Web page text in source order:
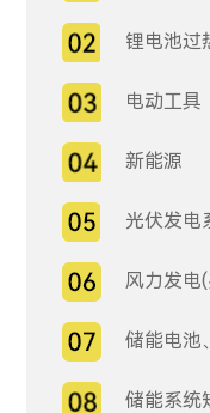
锂电池过
电动工具
新能源
光伏发电
风力发电(
储能电池
储能系统